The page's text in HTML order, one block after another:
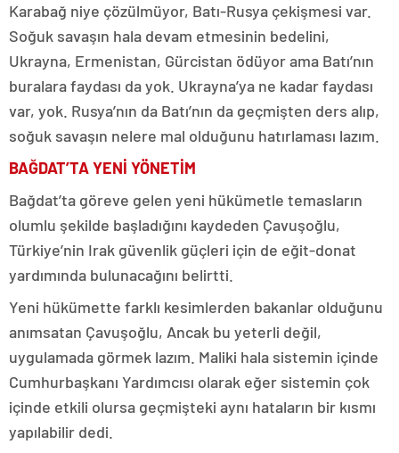
Karabağ niye çözülmüyor, Batı-Rusya çekişmesi var.
Soğuk savaşın hala devam etmesinin bedelini,
Ukrayna, Ermenistan, Gürcistan ödüyor ama Batı’nın
buralara faydası da yok. Ukrayna’ya ne kadar faydası
var, yok. Rusya’nın da Batı’nın da geçmişten ders alıp,
soğuk savaşın nelere mal olduğunu hatırlaması lazım.
BAĞDAT’TA YENİ YÖNETİM
Bağdat’ta göreve gelen yeni hükümetle temasların
olumlu şekilde başladığını kaydeden Çavuşoğlu,
Türkiye’nin Irak güvenlik güçleri için de eğit-donat
yardımında bulunacağını belirtti.
Yeni hükümette farklı kesimlerden bakanlar olduğunu
anımsatan Çavuşoğlu, Ancak bu yeterli değil,
uygulamada görmek lazım. Maliki hala sistemin içinde
Cumhurbaşkanı Yardımcısı olarak eğer sistemin çok
içinde etkili olursa geçmişteki aynı hataların bir kısmı
yapılabilir dedi.